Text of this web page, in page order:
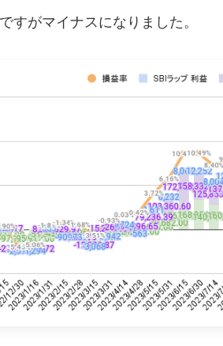
すがマイナスになりました。